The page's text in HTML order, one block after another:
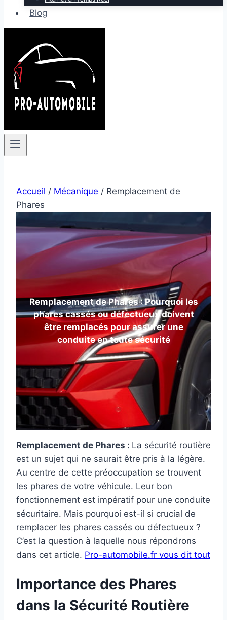
Blog
Accueil / Mécanique / Remplacement de
Phares
Remplacement de Phares : Pourquoi les
phares cassés ou défectueux doivent
être remplacés pour assurer une
conduite en toute sécurité
Remplacement de Phares : La sécurité routière
est un sujet qui ne saurait être pris à la légère.
Au centre de cette préoccupation se trouvent
les phares de votre véhicule. Leur bon
fonctionnement est impératif pour une conduite
sécuritaire. Mais pourquoi est-il si crucial de
remplacer les phares cassés ou défectueux ?
C’est la question à laquelle nous répondrons
dans cet article. Pro-automobile.fr vous dit tout
Importance des Phares
dans la Sécurité Routière